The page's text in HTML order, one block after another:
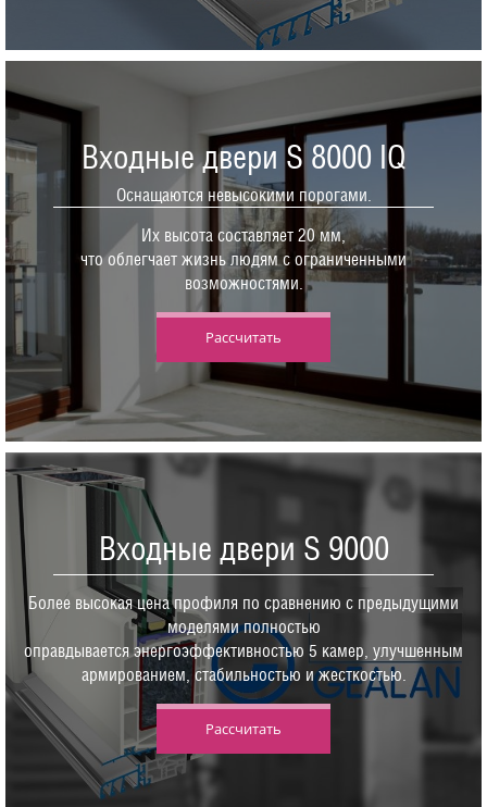
Входные двери S 8000 IQ
Оснащаются невысокими порогами.
Их высота составляет 20 мм,
что облегчает жизнь людям с ограниченными
возможностями.
Рассчитать
Входные двери S 9000
Более высокая цена профиля по сравнению с предыдущими
моделями полностью
оправдывается энергоэффективностью 5 камер, улучшенным
армированием, стабильностью и жесткостью.
Рассчитать